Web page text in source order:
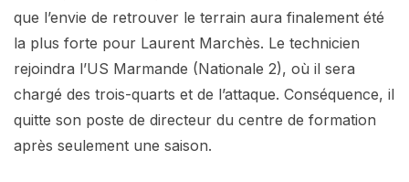
que l’envie de retrouver le terrain aura finalement été
la plus forte pour Laurent Marchès. Le technicien
rejoindra l’US Marmande (Nationale 2), où il sera
chargé des trois-quarts et de l’attaque. Conséquence, il
quitte son poste de directeur du centre de formation
après seulement une saison.